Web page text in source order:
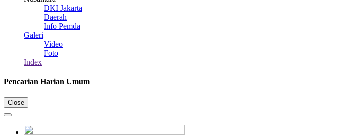
DKI Jakarta
Daerah
Info Pemda
Galeri
Video
Foto
Index
Pencarian Harian Umum
Close